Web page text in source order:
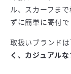
ル、スカーフま
ずに簡単に寄付で
取扱いブランドは
く、カジュアル